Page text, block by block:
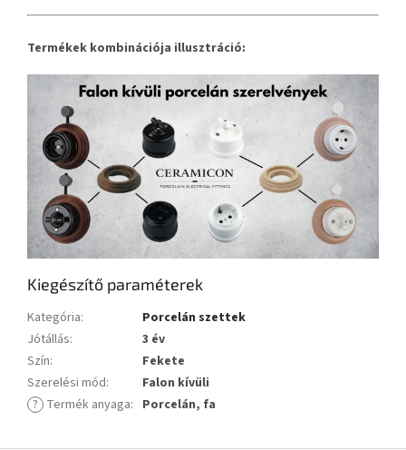
Termékek kombinációja illusztráció:
Kiegészítő paraméterek
Kategória:
Porcelán szettek
Jótállás:
3 év
Szín:
Fekete
Szerelési mód:
Falon kívüli
? Termék anyaga: Porcelán, fa